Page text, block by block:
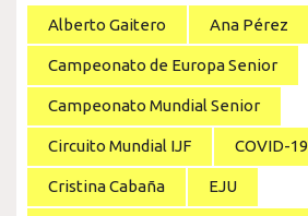
Alberto Gaitero Ana Pérez
Campeonato de Europa Senior
Campeonato Mundial Senior
Circuito Mundial IJF COVID-19
Cristina Cabaña EJU